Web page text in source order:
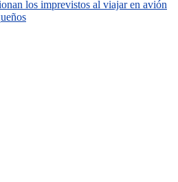
los imprevistos al viajar en avión